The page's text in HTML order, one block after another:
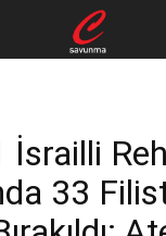
İsrailli
33